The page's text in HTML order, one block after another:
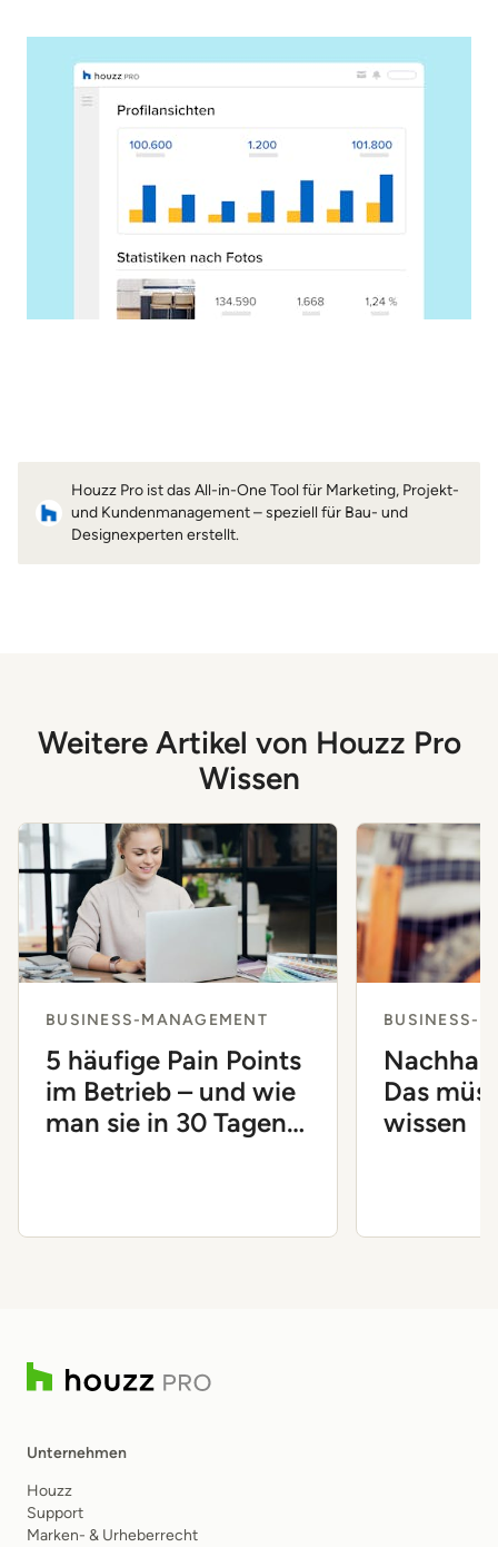
Houzz Pro ist das All-in-One Tool für Marketing, Projekt-
und Kundenmanagement – speziell für Bau- und
Designexperten erstellt.
Weitere Artikel von Houzz Pro
Wissen
BUSINESS-MANAGEMENT
5 häufige Pain Points
im Betrieb – und wie
man sie in 30 Tagen
BUSINESS-
Das
wissen
Unternehmen
Houzz
Support
Marken- & Urheberrecht